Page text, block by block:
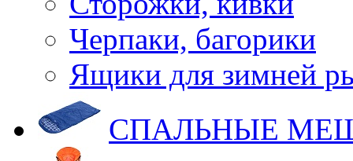
Черпаки, багорики
Ящики для зимней
СПАЛЬНЫЕ